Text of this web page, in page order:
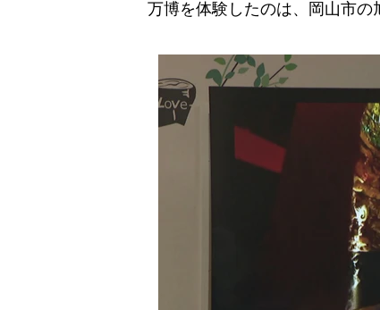
万博を体験したのは、岡山市の